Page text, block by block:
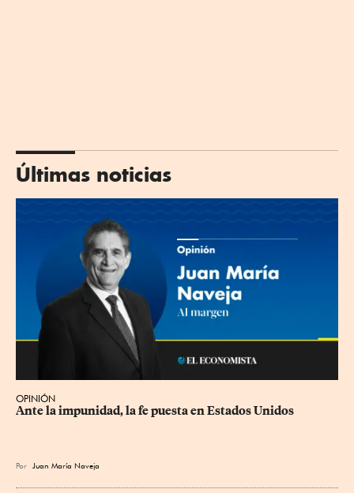
Últimas noticias
OPINIÓN
Ante la impunidad, la fe puesta en Estados Unidos
Por Juan María Naveja